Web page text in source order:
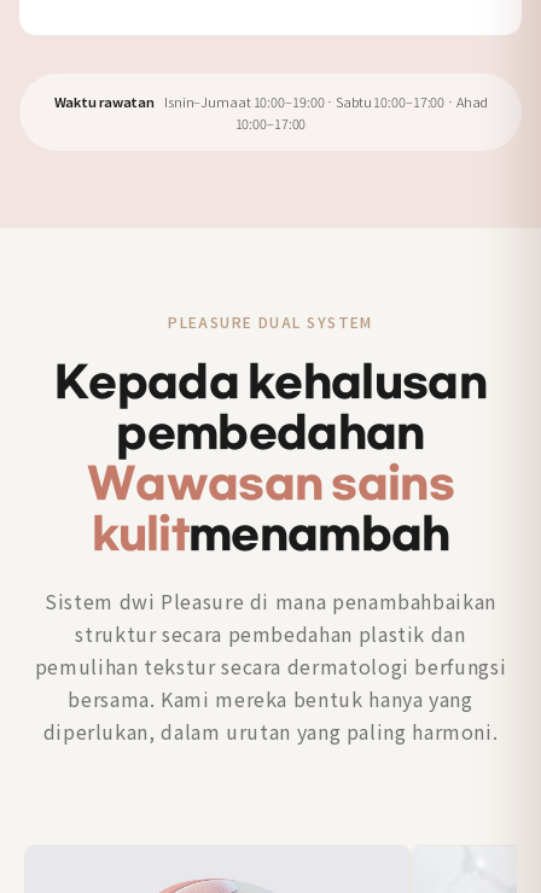
Waktu rawatan Isnin–Jumaat 10:00–19:00 · Sabtu 10:00–17:00 · Ahad
10:00–17:00
PLEASURE DUAL SYSTEM
Kepada kehalusan
pembedahan
Wawasan sains
kulitmenambah
Sistem dwi Pleasure di mana penambahbaikan
struktur secara pembedahan plastik dan
pemulihan tekstur secara dermatologi berfungsi
bersama. Kami mereka bentuk hanya yang
diperlukan, dalam urutan yang paling harmoni.